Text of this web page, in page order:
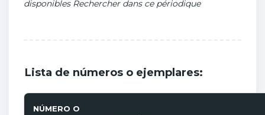
disponibles Rechercher dans ce périodique
Lista de números o ejemplares:
NÚMERO O